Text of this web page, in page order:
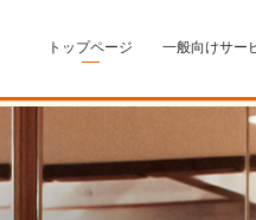
トップページ 一般向けサー